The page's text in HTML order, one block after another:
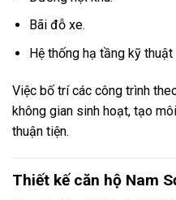
Bãi đỗ xe.
Hệ thống hạ tầng kỹ thuật
Việc bố trí các công trình
không gian sinh hoạt, tạo
thuận tiện.
Thiết kế căn hộ Nam